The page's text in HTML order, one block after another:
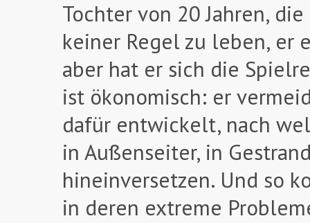
Tochter von 20 Jahren,
keiner Regel zu leben, er
aber hat er sich die
ist ökonomisch: er
dafür entwickelt, nach
in Außenseiter, in
hineinversetzen. Und so
in deren extreme